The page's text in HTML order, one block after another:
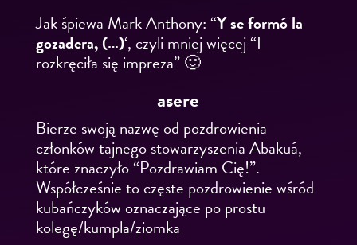
Jak śpiewa Mark Anthony: “Y se formó la
gozadera, (…)‘, czyli mniej więcej “I
rozkręciła się impreza” 🙂
asere
Bierze swoją nazwę od pozdrowienia
członków tajnego stowarzyszenia Abakuá,
które znaczyło “Pozdrawiam Cię!”.
Współcześnie to częste pozdrowienie wśród
kubańczyków oznaczające po prostu
kolegę/kumpla/ziomka